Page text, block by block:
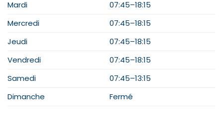
Mardi
07:45–18:15
Mercredi
07:45–18:15
Jeudi
07:45–18:15
Vendredi
07:45–18:15
Samedi
07:45–13:15
Dimanche
Fermé